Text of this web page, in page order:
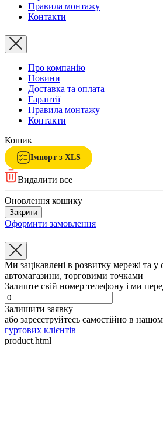
Правила монтажу
Контакти
Про компанію
Новини
Доставка та оплата
Гарантії
Правила монтажу
Контакти
Кошик
Імпорт з XLS
Видалити все
Оновлення кошику
Закрити
Оформити замовлення
Ми зацікавлені в розвитку мережі та у
автомагазини, торговими точками
Залиште свій номер телефону і ми
Залишити заявку
або зареєструйтесь самостійно в
гуртових клієнтів
product.html